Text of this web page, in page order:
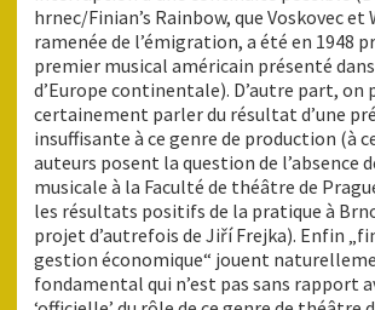
hrnec/Finian’s Rainbow, que Voskovec
ramenée de l’émigration, a été en 1948
premier musical américain présenté
d’Europe continentale). D’autre part, on
certainement parler du résultat d’une
insuffisante à ce genre de production (à
auteurs posent la question de l’absence
musicale à la Faculté de théâtre de
les résultats positifs de la pratique à
projet d’autrefois de Jiří Frejka). Enfin
gestion économique“ jouent
fondamental qui n’est pas sans rapport